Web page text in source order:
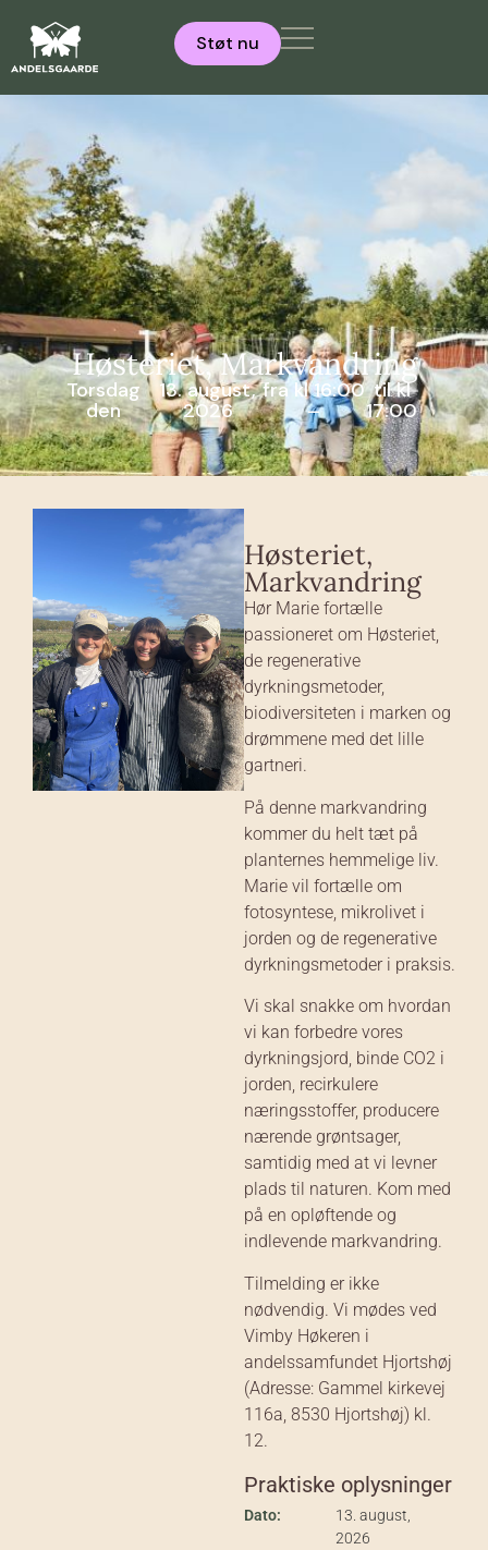
Støt nu
Høsteriet, Markvandring
Torsdag
den
13. august,
2026
fra kl 16:00
–
til kl
17:00
Høsteriet,
Markvandring
Hør Marie fortælle
passioneret om Høsteriet,
de regenerative
dyrkningsmetoder,
biodiversiteten i marken og
drømmene med det lille
gartneri.
På denne markvandring
kommer du helt tæt på
planternes hemmelige liv.
Marie vil fortælle om
fotosyntese, mikrolivet i
jorden og de regenerative
dyrkningsmetoder i praksis.
Vi skal snakke om hvordan
vi kan forbedre vores
dyrkningsjord, binde CO2 i
jorden, recirkulere
næringsstoffer, producere
nærende grøntsager,
samtidig med at vi levner
plads til naturen. Kom med
på en opløftende og
indlevende markvandring.
Tilmelding er ikke
nødvendig. Vi mødes ved
Vimby Høkeren i
andelssamfundet Hjortshøj
(Adresse: Gammel kirkevej
116a, 8530 Hjortshøj) kl.
12.
Praktiske oplysninger
Dato:
13. august,
2026